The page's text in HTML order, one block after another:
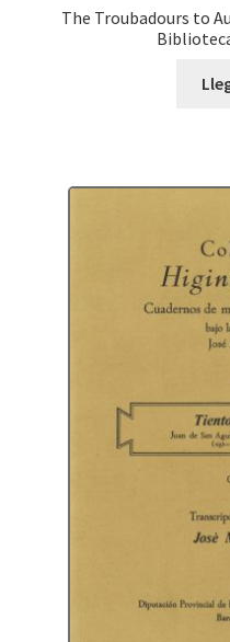
The Troubadours to